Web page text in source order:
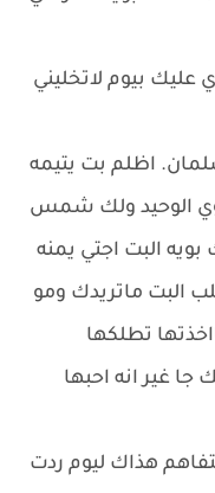
عليك بيوم لاتخليني
اظلم بت يتيمه
الوحيد ولك شمس
البت اجتي يمنه
البت ماتريدك ومو
تطلكها
غير انه احبها
هذاك ليوم ردت